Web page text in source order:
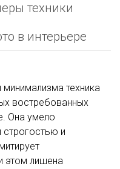
техники
в интерьере
техника
востребованных
Она умело
строгостью и
этом лишена